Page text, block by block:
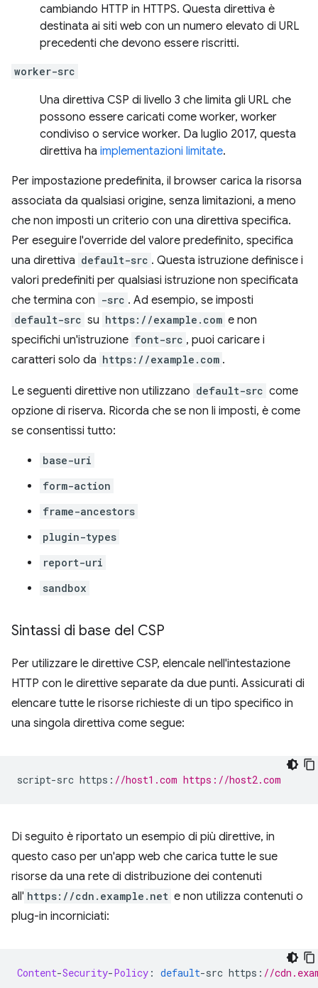
cambiando HTTP in HTTPS. Questa direttiva è
destinata ai siti web con un numero elevato di URL
precedenti che devono essere riscritti.
worker-src
Una direttiva CSP di livello 3 che limita gli URL che
possono essere caricati come worker, worker
condiviso o service worker. Da luglio 2017, questa
direttiva ha implementazioni limitate.
Per impostazione predefinita, il browser carica la risorsa
associata da qualsiasi origine, senza limitazioni, a meno
che non imposti un criterio con una direttiva specifica.
Per eseguire l'override del valore predefinito, specifica
una direttiva default-src . Questa istruzione definisce i
valori predefiniti per qualsiasi istruzione non specificata
che termina con -src . Ad esempio, se imposti
default-src su https://example.com e non
specifichi un'istruzione font-src , puoi caricare i
caratteri solo da https://example.com .
Le seguenti direttive non utilizzano default-src come
opzione di riserva. Ricorda che se non li imposti, è come
se consentissi tutto:
base-uri
form-action
frame-ancestors
plugin-types
report-uri
sandbox
Sintassi di base del CSP
Per utilizzare le direttive CSP, elencale nell'intestazione
HTTP con le direttive separate da due punti. Assicurati di
elencare tutte le risorse richieste di un tipo specifico in
una singola direttiva come segue:
script-src https : //host1.com https://host2.com
Di seguito è riportato un esempio di più direttive, in
questo caso per un'app web che carica tutte le sue
risorse da una rete di distribuzione dei contenuti
all' https://cdn.example.net e non utilizza contenuti o
plug-in incorniciati:
Content-Security-Policy : default-src https : //